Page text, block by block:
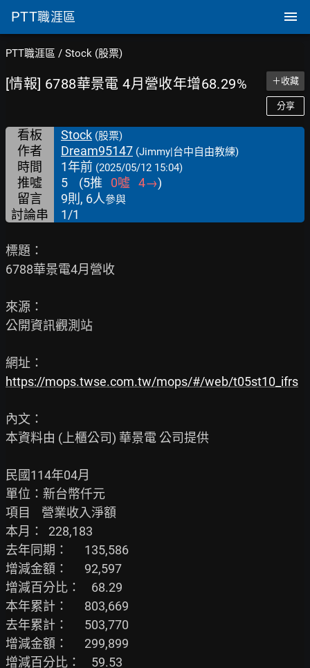
PTT職涯區
PTT職涯區 / Stock (股票)
[情報] 6788華景電 4月營收年增68.29% ＋收藏
分享
看板 Stock (股票)
作者 Dream95147 (Jimmy|台中自由教練)
時間 1年前 (2025/05/12 15:04)
推噓 5 (5推 0噓 4→)
留言
9則, 6人參與
討論串 1/1
標題：
6788華景電4月營收
來源：
公開資訊觀測站
https://mops.twse.com.tw/mops/#/web/t05st10_ifrs
內文：
本資料由 (上櫃公司) 華景電 公司提供
民國114年04月
單位：新台幣仟元
項目    營業收入淨額
本月：  228,183
去年同期：      135,586
增減金額：      92,597
增減百分比：    68.29
本年累計：      803,669
去年累計：      503,770
增減金額：      299,899
增減百分比：    59.53